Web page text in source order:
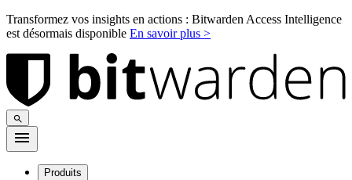
Transformez vos insights en actions : Bitwarden Access Intelligence
est désormais disponible En savoir plus >
Produits